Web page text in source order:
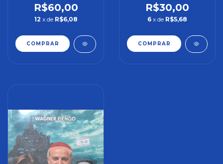
R$60,00
12 x de R$6,08
R$30,00
6 x de R$5,68